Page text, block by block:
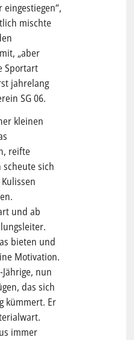
mischte
„aber
Sportart
jahrelang
SG 06.
kleinen
reifte
scheute sich
und ab
bieten und
Motivation.
nun
das sich
kümmert. Er
immer